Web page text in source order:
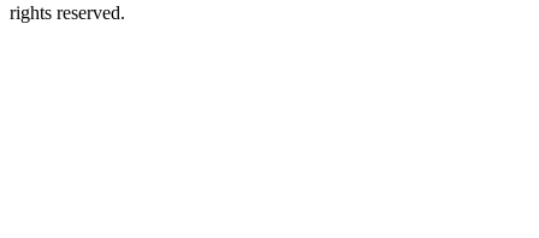
rights reserved.